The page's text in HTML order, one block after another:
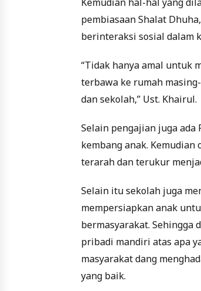
Kemudian hal-hal yang
pembiasaan Shalat
berinteraksi sosial dalam
“Tidak hanya amal untuk
terbawa ke rumah
dan sekolah,” Ust. Khairul.
Selain pengajian juga ada
kembang anak.
terarah dan terukur
Selain itu sekolah juga
mempersiapkan anak
bermasyarakat. Sehingga
pribadi mandiri atas apa
masyarakat dang
yang baik.